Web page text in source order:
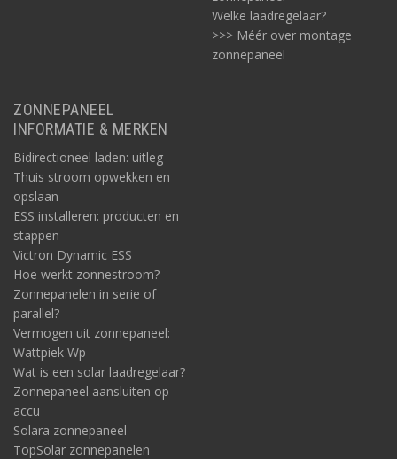
Welke laadregelaar?
>>> Méér over montage
zonnepaneel
ZONNEPANEEL
INFORMATIE & MERKEN
Bidirectioneel laden: uitleg
Thuis stroom opwekken en
opslaan
ESS installeren: producten en
stappen
Victron Dynamic ESS
Hoe werkt zonnestroom?
Zonnepanelen in serie of
parallel?
Vermogen uit zonnepaneel:
Wattpiek Wp
Wat is een solar laadregelaar?
Zonnepaneel aansluiten op
accu
Solara zonnepaneel
TopSolar zonnepanelen